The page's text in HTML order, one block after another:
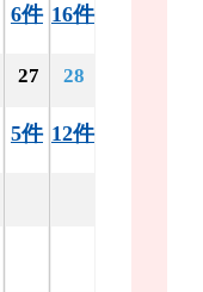
6件 16件
27
5件
28
12件